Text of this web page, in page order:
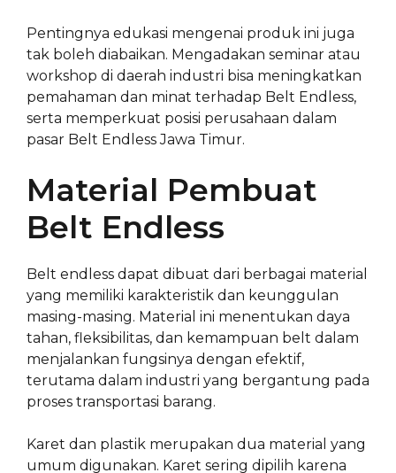
Pentingnya edukasi mengenai produk ini juga
tak boleh diabaikan. Mengadakan seminar atau
workshop di daerah industri bisa meningkatkan
pemahaman dan minat terhadap Belt Endless,
serta memperkuat posisi perusahaan dalam
pasar Belt Endless Jawa Timur.
Material Pembuat
Belt Endless
Belt endless dapat dibuat dari berbagai material
yang memiliki karakteristik dan keunggulan
masing-masing. Material ini menentukan daya
tahan, fleksibilitas, dan kemampuan belt dalam
menjalankan fungsinya dengan efektif,
terutama dalam industri yang bergantung pada
proses transportasi barang.
Karet dan plastik merupakan dua material yang
umum digunakan. Karet sering dipilih karena